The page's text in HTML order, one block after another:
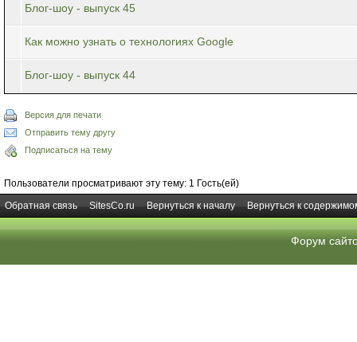
Блог-шоу - выпуск 45
Как можно узнать о технологиях Google
Блог-шоу - выпуск 44
Версия для печати
Отправить тему другу
Подписаться на тему
Пользователи просматривают эту тему: 1 Гость(ей)
Обратная связь
SitesCo.ru Вернуться к началу Вернуться к
Форум